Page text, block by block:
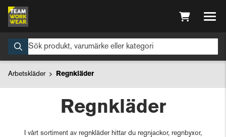
Arbetskläder Regnkläder
Regnkläder
I vårt sortiment av regnkläder hittar du regnjackor, regnbyxor,